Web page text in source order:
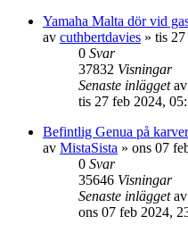
Yamaha Malta dör vid
av cuthbertdavies » tis
0 Svar
37832 Visningar
Senaste inläggetav
tis 27 feb 2024,
Befintlig Genua på
av MistaSista » ons 07
0 Svar
35646 Visningar
Senaste inläggetav
ons 07 feb 2024,